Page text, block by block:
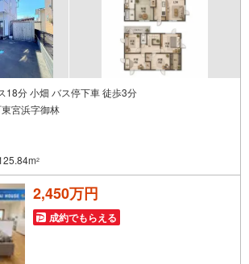
18分 小畑 バス停下車 徒歩3分
宮浜字御林
2
2,450万円
成約でもらえる